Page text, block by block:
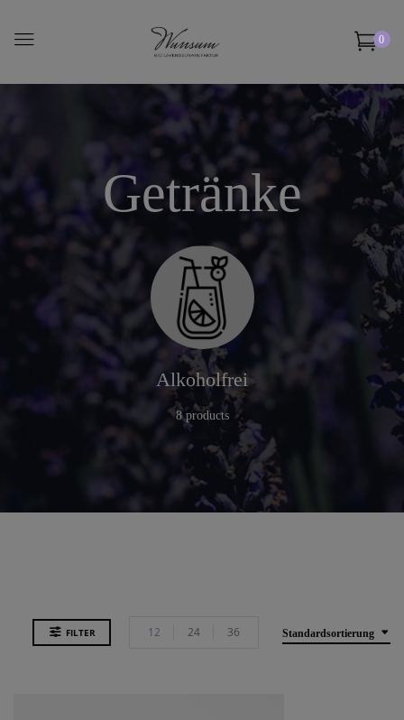
0
Getränke
Alkoholfrei
8 products
FILTER Standardsortierung
12 24 36